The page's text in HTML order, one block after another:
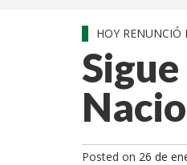
HOY RENUNCIÓ
Posted on 26 de